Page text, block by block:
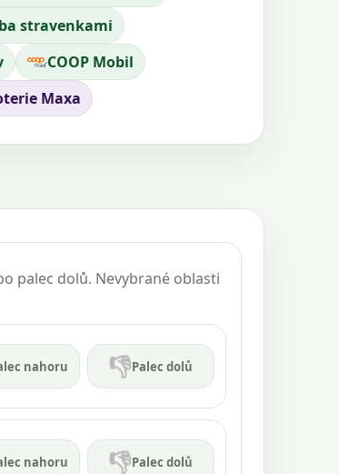
stravenkami
COOP Mobil
Maxa
palec dolů. Nevybrané oblasti
nahoru 👎Palec dolů
nahoru 👎Palec dolů